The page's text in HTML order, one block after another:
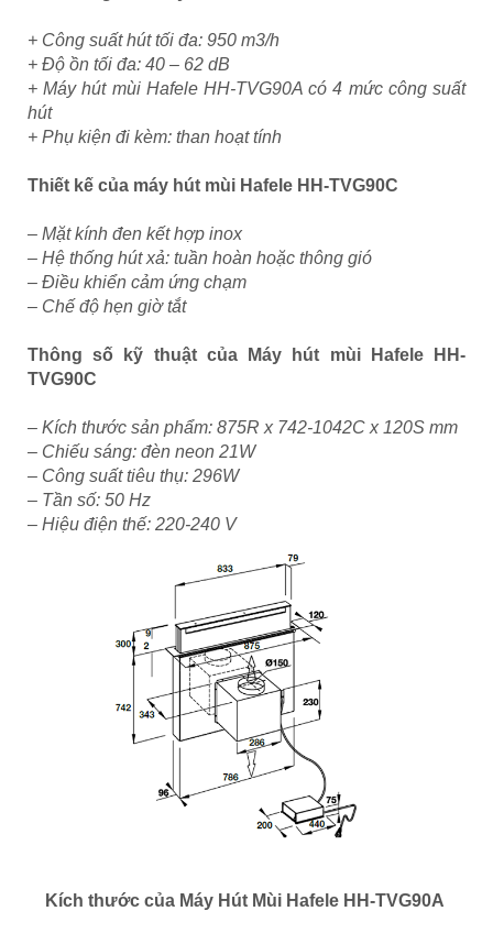
+ Công suất hút tối đa: 950 m3/h
+ Độ ồn tối đa: 40 – 62 dB
+ Máy hút mùi Hafele HH-TVG90A có 4 mức công suất
hút
+ Phụ kiện đi kèm: than hoạt tính
Thiết kế của máy hút mùi Hafele HH-TVG90C
– Mặt kính đen kết hợp inox
– Hệ thống hút xả: tuần hoàn hoặc thông gió
– Điều khiển cảm ứng chạm
– Chế độ hẹn giờ tắt
Thông số kỹ thuật của Máy hút mùi Hafele HH-
TVG90C
– Kích thước sản phẩm: 875R x 742-1042C x 120S mm
– Chiếu sáng: đèn neon 21W
– Công suất tiêu thụ: 296W
– Tần số: 50 Hz
– Hiệu điện thế: 220-240 V
Kích thước của Máy Hút Mùi Hafele HH-TVG90A